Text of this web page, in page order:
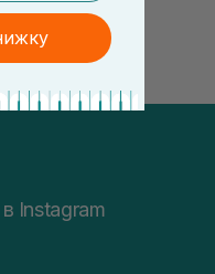
Instagram